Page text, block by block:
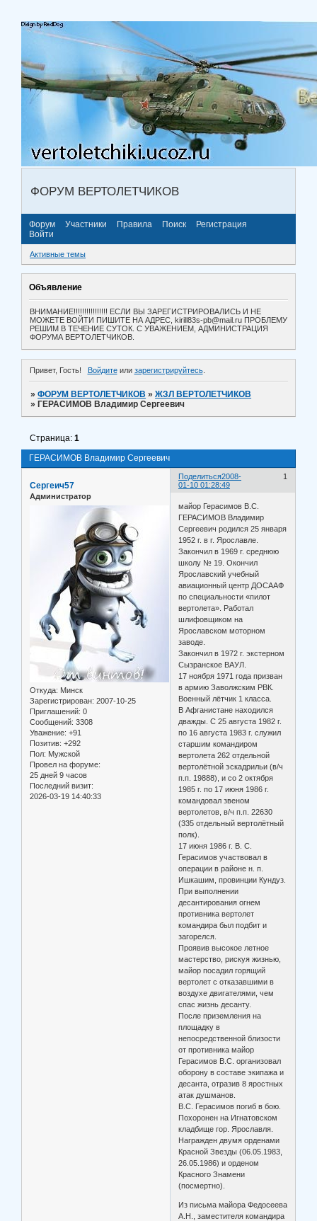
ФОРУМ ВЕРТОЛЕТЧИКОВ
Форум Участники Правила Поиск
Регистрация
Войти
Активные темы
Объявление
ВНИМАНИЕ!!!!!!!!!!!!!!!! ЕСЛИ ВЫ ЗАРЕГИСТРИРОВАЛИСЬ И НЕ
МОЖЕТЕ ВОЙТИ ПИШИТЕ НА АДРЕС, kirill83s-pb@mail.ru ПРОБЛЕМУ
РЕШИМ В ТЕЧЕНИЕ СУТОК. С УВАЖЕНИЕМ, АДМИНИСТРАЦИЯ
ФОРУМА ВЕРТОЛЕТЧИКОВ.
Привет, Гость! Войдитеили зарегистрируйтесь.
»ФОРУМ ВЕРТОЛЕТЧИКОВ »ЖЗЛ ВЕРТОЛЕТЧИКОВ
» ГЕРАСИМОВ Владимир Сергеевич
ГЕРАСИМОВ Владимир Сергеевич
Страница:1
Поделиться 1
2008-
01-10 01:28:49
Сергеич57
Администратор
Откуда: Минск
Зарегистрирован: 2007-10-25
Приглашений: 0
Сообщений: 3308
Уважение: +91
Позитив: +292
Пол: Мужской
Провел на форуме:
25 дней 9 часов
Последний визит:
2026-03-19 14:40:33
майор Герасимов В.С.
ГЕРАСИМОВ Владимир
Сергеевич родился 25 января
1952 г. в г. Ярославле.
Закончил в 1969 г. среднюю
школу № 19. Окончил
Ярославский учебный
авиационный центр ДОСААФ
по специальности «пилот
вертолета». Работал
шлифовщиком на
Ярославском моторном
заводе.
Закончил в 1972 г. экстерном
Сызранское ВАУЛ.
17 ноября 1971 года призван
в армию Заволжским РВК.
Военный лётчик 1 класса.
В Афганистане находился
дважды. С 25 августа 1982 г.
по 16 августа 1983 г. служил
старшим командиром
вертолета 262 отдельной
вертолётной эскадрильи (в/ч
п.п. 19888), и со 2 октября
1985 г. по 17 июня 1986 г.
командовал звеном
вертолетов, в/ч п.п. 22630
(335 отдельный вертолётный
полк).
17 июня 1986 г. В. С.
Герасимов участвовал в
операции в районе н. п.
Ишкашим, провинции Кундуз.
При выполнении
десантирования огнем
противника вертолет
командира был подбит и
загорелся.
Проявив высокое летное
мастерство, рискуя жизнью,
майор посадил горящий
вертолет с отказавшими в
воздухе двигателями, чем
спас жизнь десанту.
После приземления на
площадку в
непосредственной близости
от противника майор
Герасимов В.С. организовал
оборону в составе экипажа и
десанта, отразив 8 яростных
атак душманов.
В.С. Герасимов погиб в бою.
Похоронен на Игнатовском
кладбище гор. Ярославля.
Награжден двумя орденами
Красной Звезды (06.05.1983,
26.05.1986) и орденом
Красного Знамени
(посмертно).
Из письма майора Федосеева
А.Н., заместителя командира